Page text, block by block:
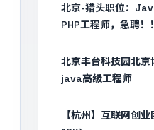
北京-猎头职位：
PHP工程师，急聘！
北京丰台科技园北
java高级工程师
【杭州】互联网创